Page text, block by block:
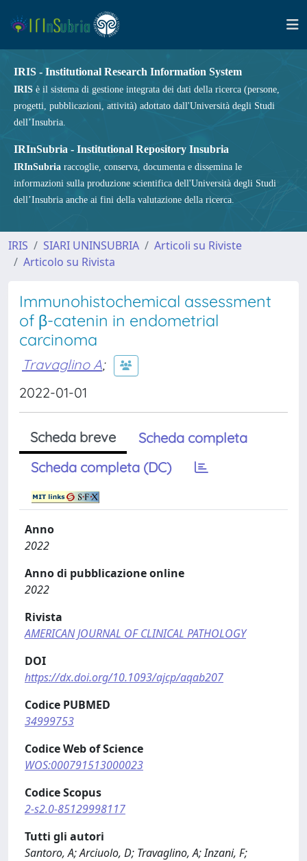
IRIS - Institutional Research Information System
IRIS è il sistema di gestione integrata dei dati della ricerca (persone,
progetti, pubblicazioni, attività) adottato dall'Università degli Studi
dell’Insubria.
IRInSubria - Institutional Repository Insubria
IRInSubria raccoglie, conserva, documenta e dissemina le
informazioni sulla produzione scientifica dell'Università degli Studi
dell’Insubria anche ai fini della valutazione della ricerca.
IRIS SIARI UNINSUBRIA
Articoli su Riviste
Articolo su Rivista
Immunohistochemical assessment
of β-catenin in endometrial
carcinoma
Travaglino A;
2022-01-01
Scheda breve
Scheda completa
Scheda completa (DC)
Anno
2022
Anno di pubblicazione online
2022
Rivista
AMERICAN JOURNAL OF CLINICAL PATHOLOGY
DOI
https://dx.doi.org/10.1093/ajcp/aqab207
Codice PUBMED
34999753
Codice Web of Science
WOS:000791513000023
Codice Scopus
2-s2.0-85129998117
Tutti gli autori
Santoro, A; Arciuolo, D; Travaglino, A; Inzani, F;